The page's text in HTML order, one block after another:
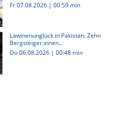
Fr 07.08.2026 | 00:59 min
Lawinenunglück in Pakistan: Zehn
Bergsteiger:innen...
Do 06.08.2026 | 00:48 min